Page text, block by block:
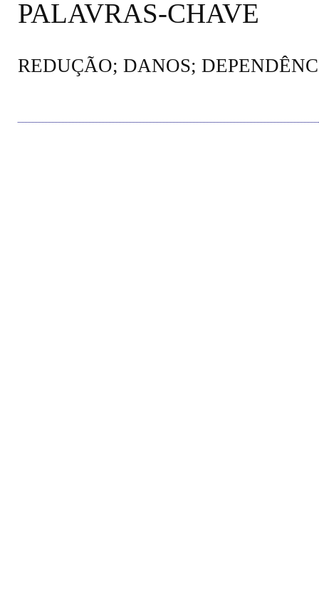
PALAVRAS-CHAVE
REDUÇÃO; DANOS;